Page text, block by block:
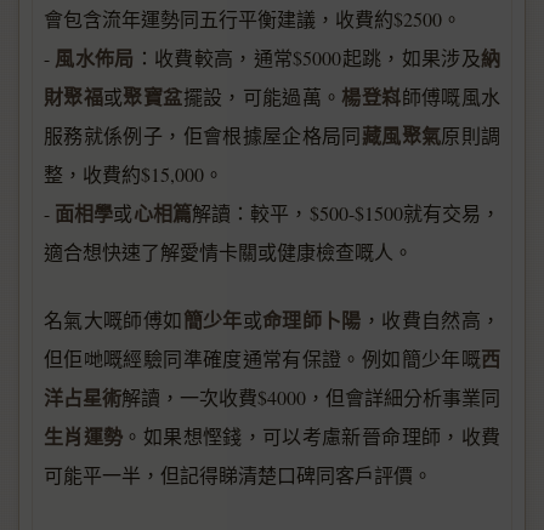
會包含流年運勢同五行平衡建議，收費約$2500。
- 風水佈局 ：收費較高，通常$5000起跳，如果涉及納
財聚福或聚寶盆擺設，可能過萬。楊登嵙師傅嘅風水
服務就係例子，佢會根據屋企格局同藏風聚氣原則調
整，收費約$15,000。
- 面相學或心相篇解讀：較平，$500-$1500就有交易，
適合想快速了解愛情卡關或健康檢查嘅人。
名氣大嘅師傅如簡少年或命理師卜陽 ，收費自然高，
但佢哋嘅經驗同準確度通常有保證。例如簡少年嘅西
洋占星術解讀，一次收費$4000，但會詳細分析事業同
生肖運勢 。如果想慳錢，可以考慮新晉命理師，收費
可能平一半，但記得睇清楚口碑同客戶評價。